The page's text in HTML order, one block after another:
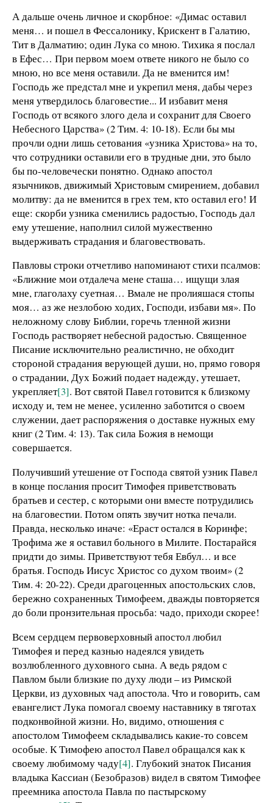
А дальше очень личное и скорбное: «Димас оставил
меня… и пошел в Фессалонику, Крискент в Галатию,
Тит в Далматию; один Лука со мною. Тихика я послал
в Ефес… При первом моем ответе никого не было со
мною, но все меня оставили. Да не вменится им!
Господь же предстал мне и укрепил меня, дабы через
меня утвердилось благовестие... И избавит меня
Господь от всякого злого дела и сохранит для Своего
Небесного Царства» (2 Тим. 4: 10-18). Если бы мы
прочли одни лишь сетования «узника Христова» на то,
что сотрудники оставили его в трудные дни, это было
бы по-человечески понятно. Однако апостол
язычников, движимый Христовым смирением, добавил
молитву: да не вменится в грех тем, кто оставил его! И
еще: скорби узника сменились радостью, Господь дал
ему утешение, наполнил силой мужественно
выдерживать страдания и благовествовать.
Павловы строки отчетливо напоминают стихи псалмов:
«Ближние мои отдалеча мене сташа… ищущи злая
мне, глаголаху суетная… Вмале не пролияшася стопы
моя… аз же незлобою ходих, Господи, избави мя». По
неложному слову Библии, горечь тленной жизни
Господь растворяет небесной радостью. Священное
Писание исключительно реалистично, не обходит
стороной страдания верующей души, но, прямо говоря
о страдании, Дух Божий подает надежду, утешает,
укрепляет[3]. Вот святой Павел готовится к близкому
исходу и, тем не менее, усиленно заботится о своем
служении, дает распоряжения о доставке нужных ему
книг (2 Тим. 4: 13). Так сила Божия в немощи
совершается.
Получивший утешение от Господа святой узник Павел
в конце послания просит Тимофея приветствовать
братьев и сестер, с которыми они вместе потрудились
на благовестии. Потом опять звучит нотка печали.
Правда, несколько иначе: «Ераст остался в Коринфе;
Трофима же я оставил больного в Милите. Постарайся
придти до зимы. Приветствуют тебя Евбул… и все
братья. Господь Иисус Христос со духом твоим» (2
Тим. 4: 20-22). Среди драгоценных апостольских слов,
бережно сохраненных Тимофеем, дважды повторяется
до боли пронзительная просьба: чадо, приходи скорее!
Всем сердцем первоверховный апостол любил
Тимофея и перед казнью надеялся увидеть
возлюбленного духовного сына. А ведь рядом с
Павлом были близкие по духу люди – из Римской
Церкви, из духовных чад апостола. Что и говорить, сам
евангелист Лука помогал своему наставнику в тяготах
подконвойной жизни. Но, видимо, отношения с
апостолом Тимофеем складывались какие-то совсем
особые. К Тимофею апостол Павел обращался как к
своему любимому чаду[4]. Глубокий знаток Писания
владыка Кассиан (Безобразов) видел в святом Тимофее
преемника апостола Павла по пастырскому